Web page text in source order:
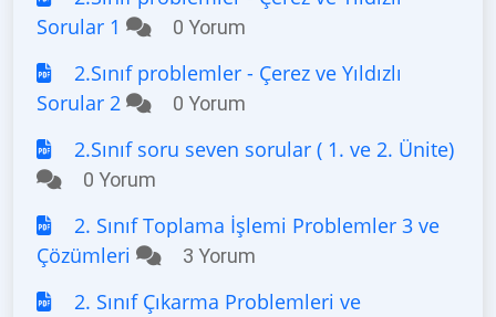
Sorular 1
0 Yorum
2.Sınıf problemler - Çerez ve Yıldızlı
Sorular 2
0 Yorum
2.Sınıf soru seven sorular ( 1. ve 2. Ünite)
0 Yorum
2. Sınıf Toplama İşlemi Problemler 3 ve
Çözümleri
3 Yorum
2. Sınıf Çıkarma Problemleri ve